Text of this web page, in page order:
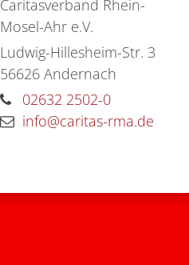
Caritasverband Rhein-
Mosel-Ahr e.V.
Ludwig-Hillesheim-Str. 3
56626 Andernach
02632 2502-0
info@caritas-rma.de